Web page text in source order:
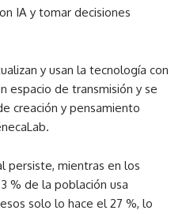
IA y tomar decisiones
y usan la tecnología con
espacio de transmisión y se
creación y pensamiento
persiste, mientras en los
% de la población usa
solo lo hace el 27 %, lo